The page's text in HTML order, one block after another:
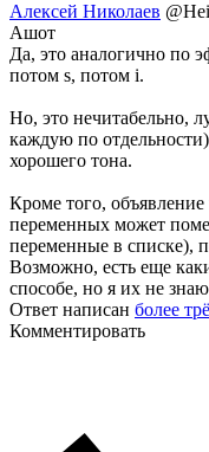
Алексей Николаев
Ашот
Да, это аналогично по
потом s, потом i.
Но, это нечитабельно,
каждую по
хорошего тона.
Кроме того, объявление
переменных может
переменные в списке),
Возможно, есть еще
способе, но я их не
Ответ написан более
Комментировать